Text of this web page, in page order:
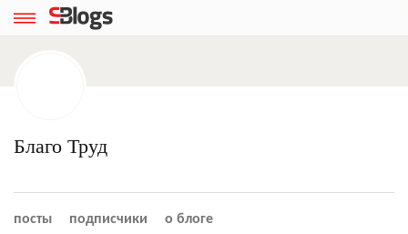
Благо Труд
посты подписчики о блоге